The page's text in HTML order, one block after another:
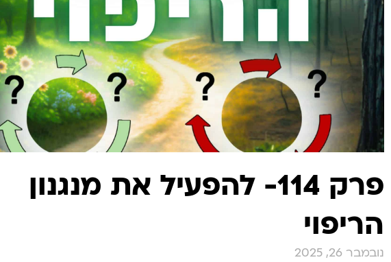
פרק 114- להפעיל את מנגנון
הריפוי
נובמבר 26, 2025